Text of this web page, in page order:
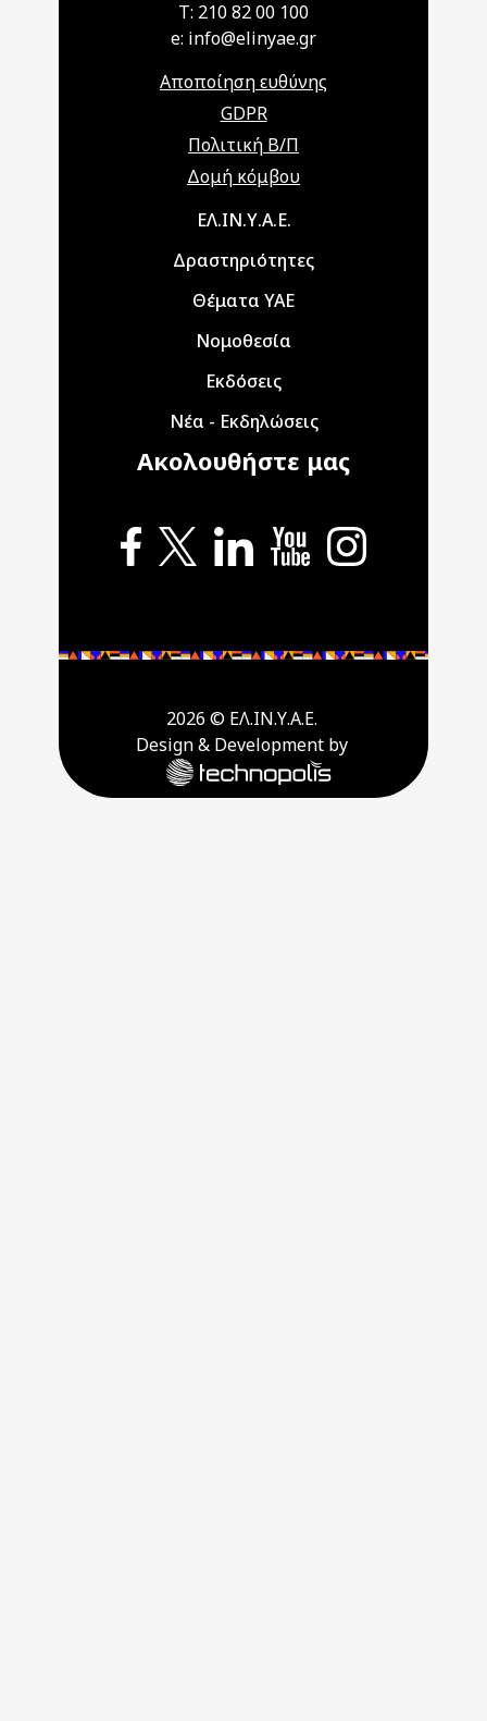
T: 210 82 00 100
e: info@elinyae.gr
Αποποίηση ευθύνης
GDPR
Πολιτική Β/Π
Δομή κόμβου
Main navigationΕΛ.ΙΝ.Υ.Α.Ε.
Δραστηριότητες
Θέματα ΥΑΕ
Νομοθεσία
Εκδόσεις
Νέα - Εκδηλώσεις
Ακολουθήστε μας
2026 © ΕΛ.ΙΝ.Υ.Α.Ε.
Design & Development by